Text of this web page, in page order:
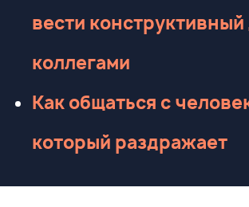
вести конструктивный
коллегами
Как общаться с
который раздражает